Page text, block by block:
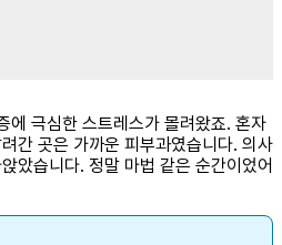
에 극심한 스트레스가 몰려왔죠. 혼자
간 곳은 가까운 피부과였습니다. 의사
았습니다. 정말 마법 같은 순간이었어